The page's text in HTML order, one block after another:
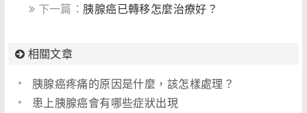
下一篇： 胰腺癌已轉移怎麼治療好？
相關文章
胰腺癌疼痛的原因是什麼，該怎樣處理？
患上胰腺癌會有哪些症狀出現